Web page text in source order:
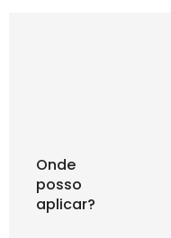
Onde
posso
aplicar?